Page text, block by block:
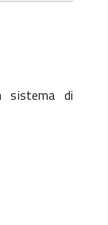
sistema di